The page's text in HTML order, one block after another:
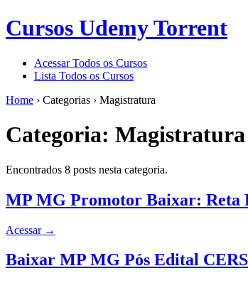
Cursos Udemy Torrent
Acessar Todos os Cursos
Lista Todos os Cursos
Home › Categorias › Magistratura
Categoria: Magistratura
Encontrados 8 posts nesta categoria.
MP MG Promotor Baixar: Reta
Acessar →
Baixar MP MG Pós Edital